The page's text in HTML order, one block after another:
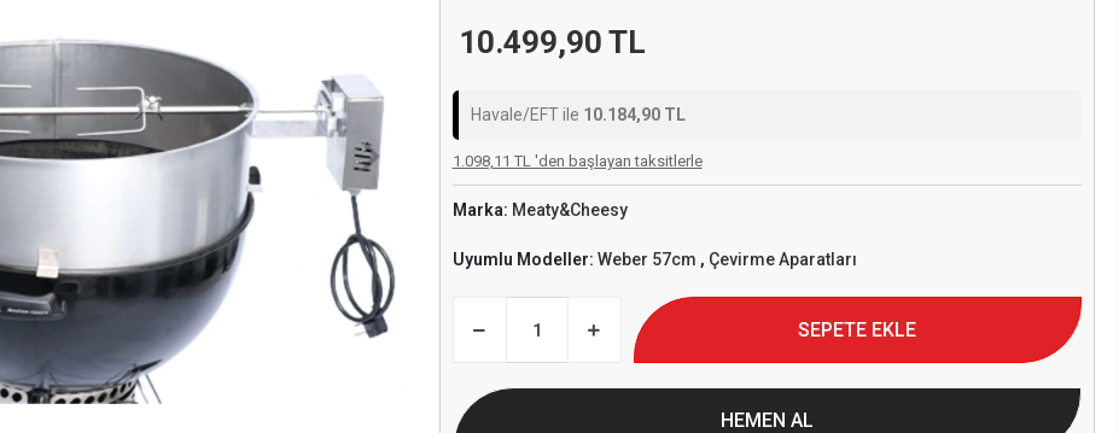
10.499,90 TL
Havale/EFT ile 10.184,90 TL
1.098,11 TL 'den başlayan taksitlerle
Marka: Meaty&Cheesy
Uyumlu Modeller: Weber 57cm , Çevirme Aparatları
SEPETE EKLE
HEMEN AL